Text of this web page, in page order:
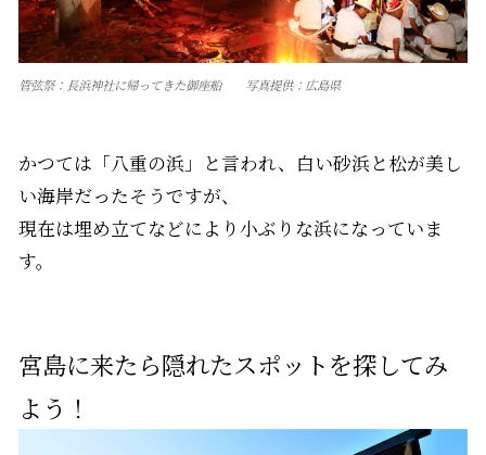
管弦祭：長浜神社に帰ってきた御座船 写真提供：広島県
かつては「八重の浜」と言われ、白い砂浜と松が美し
い海岸だったそうですが、
現在は埋め立てなどにより小ぶりな浜になっていま
す。
宮島に来たら隠れたスポットを探してみ
よう！